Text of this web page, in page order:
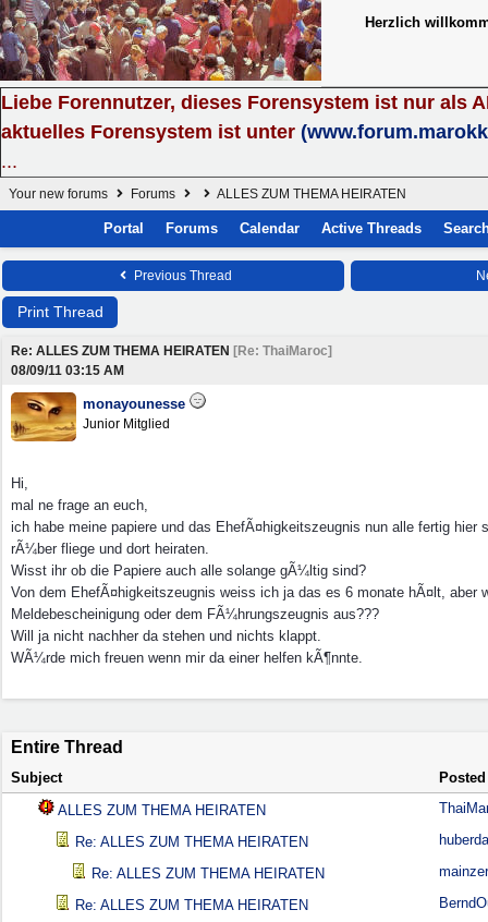
Herzlich
Liebe Forennutzer, dieses Forensystem ist nur als
aktuelles Forensystem ist unter
...
Your new forums Forums ALLES ZUM THEMA HEIRATEN
Portal Forums Calendar Active Threads
Previous Thread
Print Thread
Re: ALLES ZUM THEMA HEIRATEN [Re: ThaiMaroc]
08/09/11 03:15 AM
monayounesse
Junior Mitglied
Hi,
mal ne frage an euch,
ich habe meine papiere und das EhefÃ¤higkeitszeugnis nun alle fertig hier
rÃ¼ber fliege und dort heiraten.
Wisst ihr ob die Papiere auch alle solange gÃ¼ltig sind?
Von dem EhefÃ¤higkeitszeugnis weiss ich ja das es 6 monate hÃ¤lt, aber
Meldebescheinigung oder dem FÃ¼hrungszeugnis aus???
Will ja nicht nachher da stehen und nichts klappt.
WÃ¼rde mich freuen wenn mir da einer helfen kÃ¶nnte.
Entire Thread
Subject
ALLES ZUM THEMA HEIRATEN
Re: ALLES ZUM THEMA HEIRATEN
Re: ALLES ZUM THEMA HEIRATEN
Re: ALLES ZUM THEMA HEIRATEN